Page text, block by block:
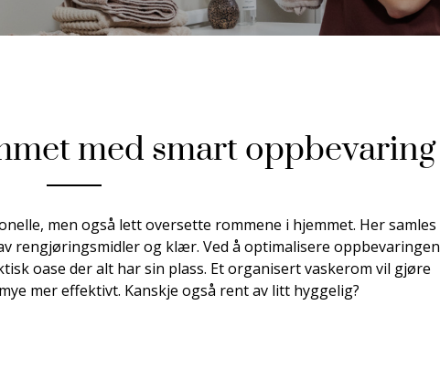
med smart oppbevaring
men også lett oversette rommene i hjemmet. Her samles
rengjøringsmidler og klær. Ved å optimalisere oppbevaringen
oase der alt har sin plass. Et organisert vaskerom vil gjøre
mer effektivt. Kanskje også rent av litt hyggelig?